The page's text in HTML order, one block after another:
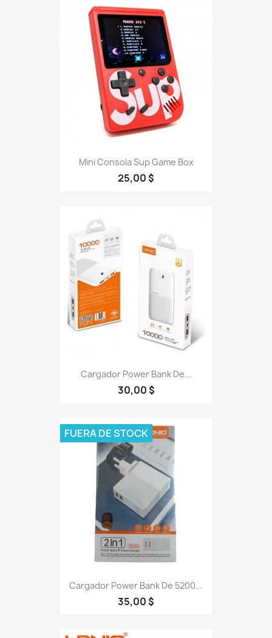
Mini Consola Sup Game Box
25,00 $
Cargador Power Bank De...
30,00 $
Cargador Power Bank De 5200...
35,00 $
FUERA DE STOCK